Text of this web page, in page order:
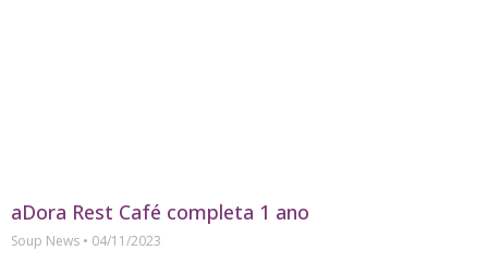
aDora Rest Café completa 1 ano
Soup News
04/11/2023